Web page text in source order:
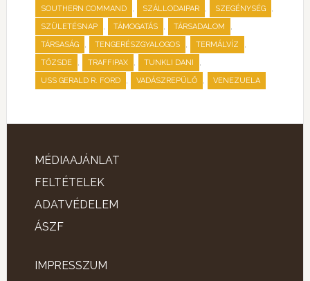
SOUTHERN COMMAND , SZÁLLODAIPAR , SZEGÉNYSÉG ,
SZÜLETÉSNAP , TÁMOGATÁS , TÁRSADALOM ,
TÁRSASÁG , TENGERÉSZGYALOGOS , TERMÁLVÍZ ,
TŐZSDE , TRAFFIPAX , TUNKLI DANI ,
USS GERALD R. FORD , VADÁSZREPÜLŐ , VENEZUELA
MÉDIAAJÁNLAT
FELTÉTELEK
ADATVÉDELEM
ÁSZF
IMPRESSZUM